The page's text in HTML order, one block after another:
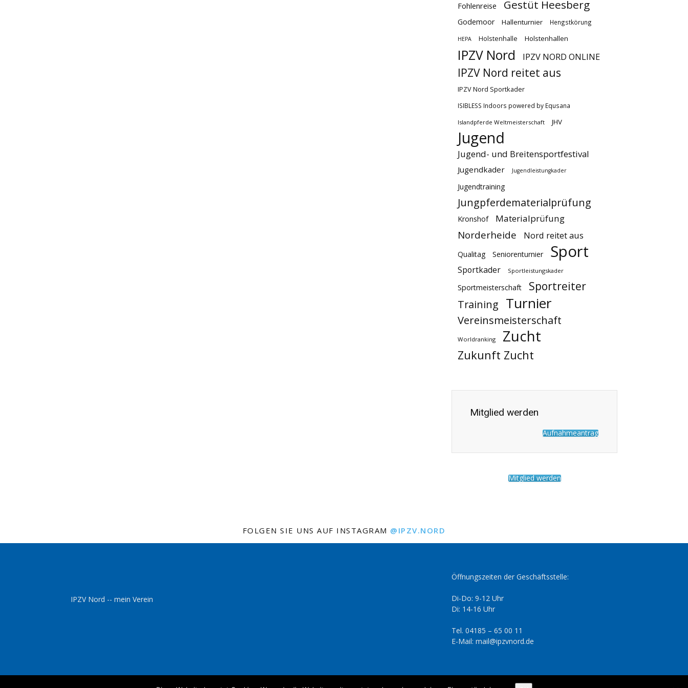
Fohlenreise Gestüt Heesberg
Godemoor Hallenturnier Hengstkörung
HEPA Holstenhalle Holstenhallen
IPZV Nord IPZV NORD ONLINE
IPZV Nord reitet aus
IPZV Nord Sportkader
ISIBLESS Indoors powered by Equsana
Islandpferde Weltmeisterschaft JHV
Jugend
Jugend- und Breitensportfestival
Jugendkader Jugendleistungkader
Jugendtraining
Jungpferdematerialprüfung
Kronshof Materialprüfung
Norderheide Nord reitet aus
Qualitag Seniorenturnier Sport
Sportkader Sportleistungskader
Sportmeisterschaft Sportreiter
Training Turnier
Vereinsmeisterschaft
Worldranking Zucht
Zukunft Zucht
Mitglied werden
Aufnahmeantrag
Mitglied werden
FOLGEN SIE UNS AUF INSTAGRAM @IPZV.NORD
IPZV Nord -- mein Verein
Öffnungszeiten der Geschäftsstelle:
Di-Do: 9-12 Uhr
Di: 14-16 Uhr
Tel. 04185 – 65 00 11
E-Mail: mail@ipzvnord.de